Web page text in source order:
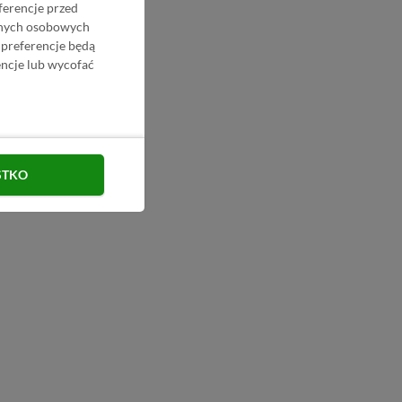
przed
osobowych
będą
lub wycofać